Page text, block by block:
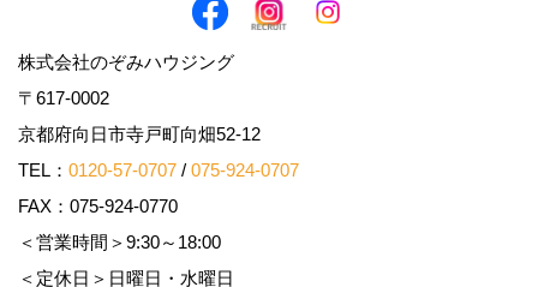
株式会社のぞみハウジング
〒617-0002
京都府向日市寺戸町向畑52-12
TEL： 0120-57-0707 / 075-924-0707
FAX：075-924-0770
＜営業時間＞9:30～18:00
＜定休日＞日曜日・水曜日